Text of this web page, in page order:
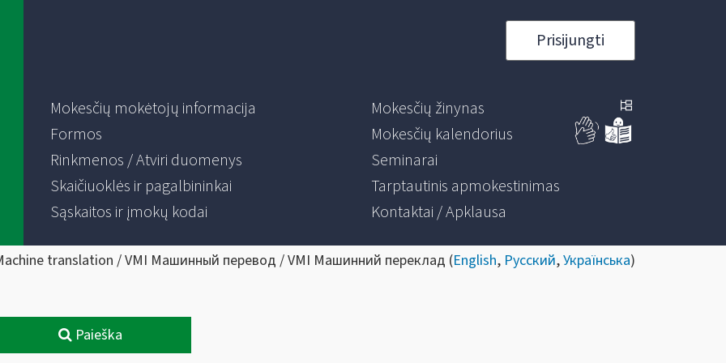
Prisijungti
Mokesčių mokėtojų informacija
Formos
Rinkmenos / Atviri duomenys
Skaičiuoklės ir pagalbininkai
Sąskaitos ir įmokų kodai
Mokesčių žinynas
Mokesčių kalendorius
Seminarai
Tarptautinis apmokestinimas
Kontaktai / Apklausa
translation / VMI Машинный перевод / VMI Машинний переклад (English, Русский,Українська)
Paieška